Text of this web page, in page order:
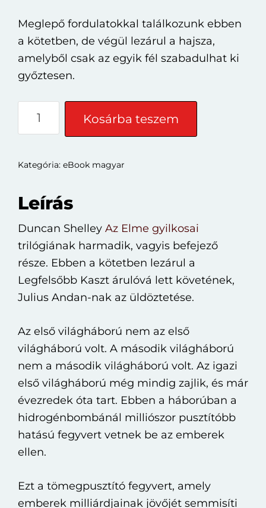
Meglepő fordulatokkal találkozunk ebben
a kötetben, de végül lezárul a hajsza,
amelyből csak az egyik fél szabadulhat ki
győztesen.
Shelley:
Elme
III.
A
végső
háború
(eBook)
mennyiség
Kosárba teszem
Kategória: eBook magyar
Leírás
Duncan Shelley Az Elme gyilkosai
trilógiának harmadik, vagyis befejező
része. Ebben a kötetben lezárul a
Legfelsőbb Kaszt árulóvá lett követének,
Julius Andan-nak az üldöztetése.
Az első világháború nem az első
világháború volt. A második világháború
nem a második világháború volt. Az igazi
első világháború még mindig zajlik, és már
évezredek óta tart. Ebben a háborúban a
hidrogénbombánál milliószor pusztítóbb
hatású fegyvert vetnek be az emberek
ellen.
Ezt a tömegpusztító fegyvert, amely
emberek milliárdjainak jövőjét semmisíti